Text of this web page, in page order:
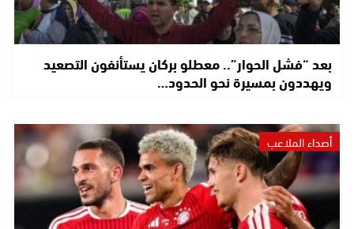
بعد “فشل الحوار”.. معطلو بركان يستأنفون التصعيد
ويهددون بمسيرة نحو الحدود…
أصداء الملاعب